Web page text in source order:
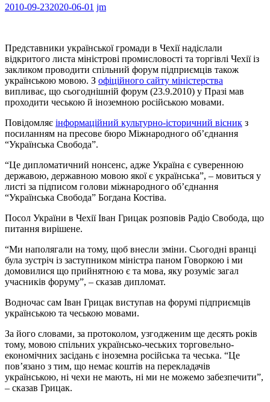
2010-09-232020-06-01 jm
Представники української громади в Чехії надіслали
відкритого листа міністрові промисловості та торгівлі Чехії із
закликом проводити спільний форум підприємців також
українською мовою. З офіційного сайту міністерства
випливає, що сьогоднішній форум (23.9.2010) у Празі мав
проходити чеською й іноземною російською мовами.
Повідомляє інформаційний культурно-історичний вісник з
посиланням на пресове бюро Міжнародного об’єднання
“Українська Свобода”.
“Це дипломатичний нонсенс, адже Україна є суверенною
державою, державною мовою якої є українська”, – мовиться у
листі за підписом голови міжнародного об’єднання
“Українська Свобода” Богдана Костіва.
Посол України в Чехії Іван Грицак розповів Радіо Свобода, що
питання вирішене.
“Ми наполягали на тому, щоб внесли зміни. Сьогодні вранці
була зустріч із заступником міністра паном Говоркою і ми
домовилися що прийнятною є та мова, яку розуміє загал
учасників форуму”, – сказав дипломат.
Водночас сам Іван Грицак виступав на форумі підприємців
українською та чеською мовами.
За його словами, за протоколом, узгодженим ще десять років
тому, мовою спільних українсько-чеських торговельно-
економічних засідань є іноземна російська та чеська. “Це
пов’язано з тим, що немає коштів на перекладачів
українською, ні чехи не мають, ні ми не можемо забезпечити”,
– сказав Грицак.